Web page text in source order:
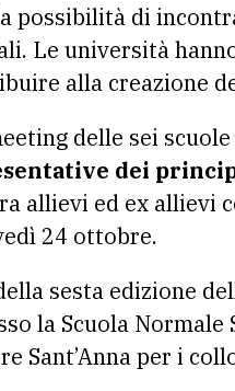
possibilità di
Le università
alla creazione
delle sei
dei
allievi ed ex allievi
24 ottobre.
sesta edizione
la Scuola
Sant’Anna per i